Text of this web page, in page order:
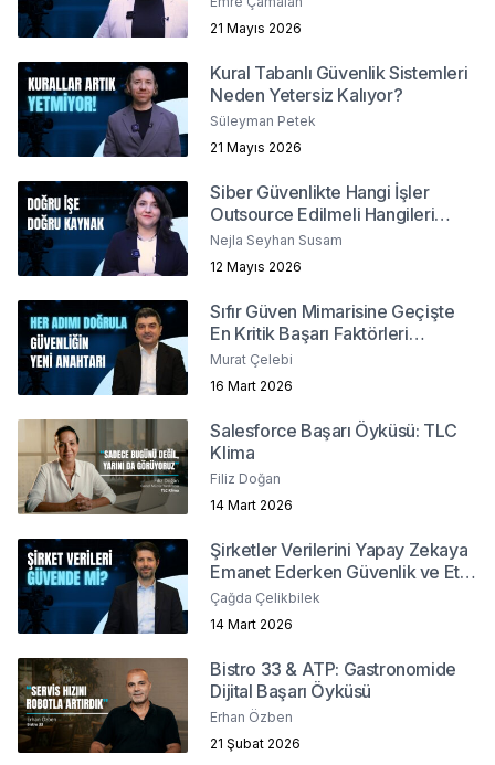
21 Mayıs 2026
Kural Tabanlı Güvenlik Sistemleri
Neden Yetersiz Kalıyor?
Süleyman Petek
21 Mayıs 2026
Siber Güvenlikte Hangi İşler
Outsource Edilmeli Hangileri
İçeride Kalmalı?
Nejla Seyhan Susam
12 Mayıs 2026
Sıfır Güven Mimarisine Geçişte
En Kritik Başarı Faktörleri
Nelerdir?
Murat Çelebi
16 Mart 2026
Salesforce Başarı Öyküsü: TLC
Klima
Filiz Doğan
14 Mart 2026
Şirketler Verilerini Yapay Zekaya
Emanet Ederken Güvenlik ve Etik
Sınırlarını Nasıl Belirler?
Çağda Çelikbilek
14 Mart 2026
Bistro 33 & ATP: Gastronomide
Dijital Başarı Öyküsü
Erhan Özben
21 Şubat 2026